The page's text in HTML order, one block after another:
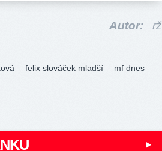
Autor: rž
felix slováček mladší
mf dnes